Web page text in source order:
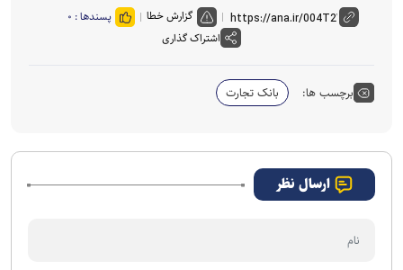
گزارش خطا پسندها : ۰
اشتراک گذاری
برچسب ها: بانک تجارت
ارسال نظر